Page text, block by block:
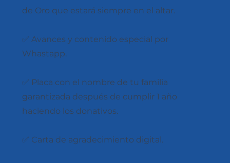
de Oro que estará siempre en el altar.
✅ Avances y contenido especial por
Whastapp.
✅ Placa con el nombre de tu familia
garantizada después de cumplir 1 año
haciendo los donativos.
✅ Carta de agradecimiento digital.